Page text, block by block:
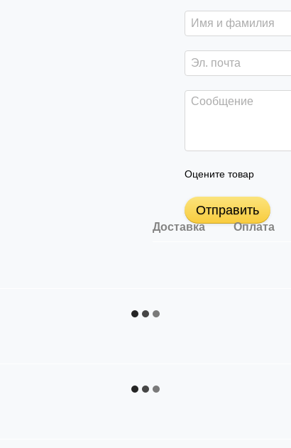
Оцените товар
Отправить
Доставка Оплата